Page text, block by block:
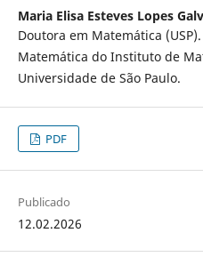
Maria Elisa Esteves Lopes
Doutora em Matemática
Matemática do Instituto de
Universidade de São Paulo.
PDF
Publicado
12.02.2026